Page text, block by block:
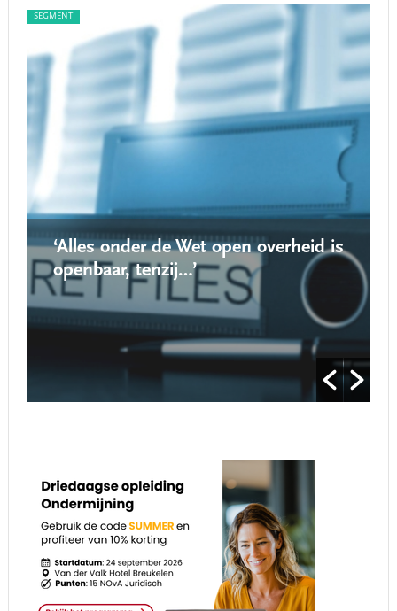
SEGMENT
‘Alles onder de Wet open overheid is
openbaar, tenzij…’